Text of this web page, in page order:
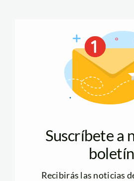
Suscríbete a
boletín
Recibirás las noticias